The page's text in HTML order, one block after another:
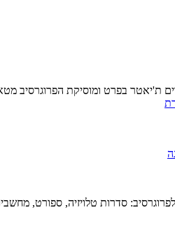
ת'יאטר בפרט ומוסיקת הפרוגרסיב
סדרות טלויזיה, ספורט,